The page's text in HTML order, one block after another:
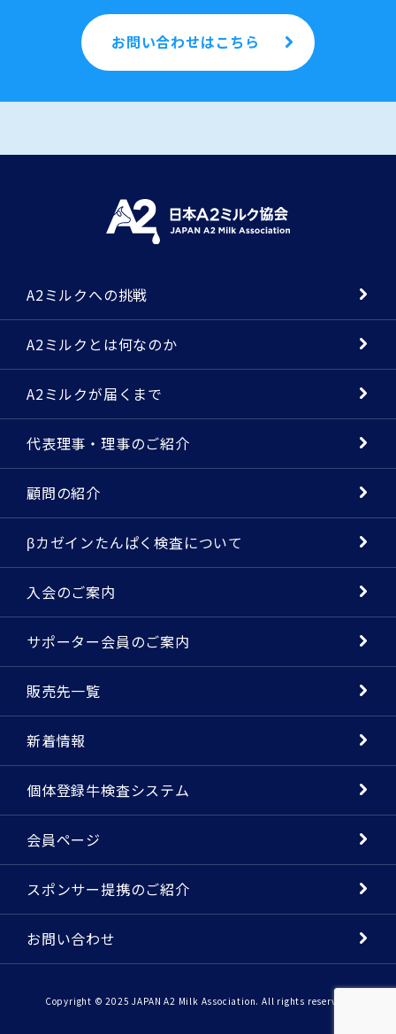
お問い合わせはこちら
A2ミルクへの挑戦
A2ミルクとは何なのか
A2ミルクが届くまで
代表理事・理事のご紹介
顧問の紹介
βカゼインたんぱく検査について
入会のご案内
サポーター会員のご案内
販売先一覧
新着情報
個体登録牛検査システム
会員ページ
スポンサー提携のご紹介
お問い合わせ
Copyright © 2025 JAPAN A2 Milk Association. All rights reserved.